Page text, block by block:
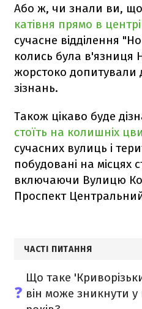
Або ж, чи знали ви,
катівня прямо в центрі
сучасне відділення
колись була в'язниця
жорстоко допитували
зізнань.
Також цікаво буде
стоїть на колишніх
сучасних вулиць і
побудовані на місцях
включаючи Вулицю
Проспект
ЧАСТІ ПИТАННЯ
❓
Що таке
він може зникнути у